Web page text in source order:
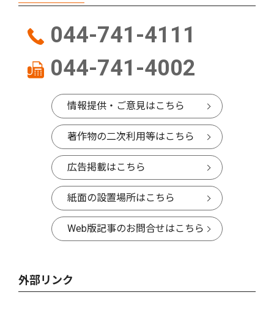
044-741-4111
044-741-4002
情報提供・ご意見はこちら
著作物の二次利用等はこちら
広告掲載はこちら
紙面の設置場所はこちら
Web版記事のお問合せはこちら
外部リンク